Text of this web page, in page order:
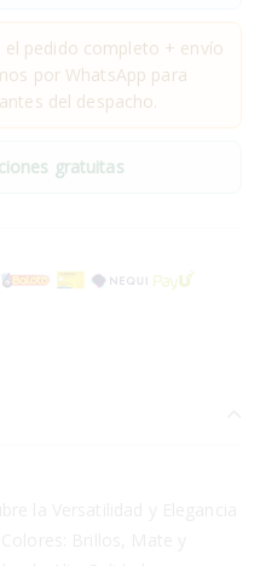
el pedido completo + envío
por WhatsApp para
del despacho.
gratuitas